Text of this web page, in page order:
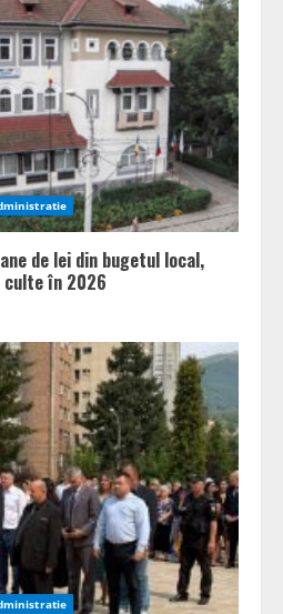
de lei din bugetul local,
în 2026